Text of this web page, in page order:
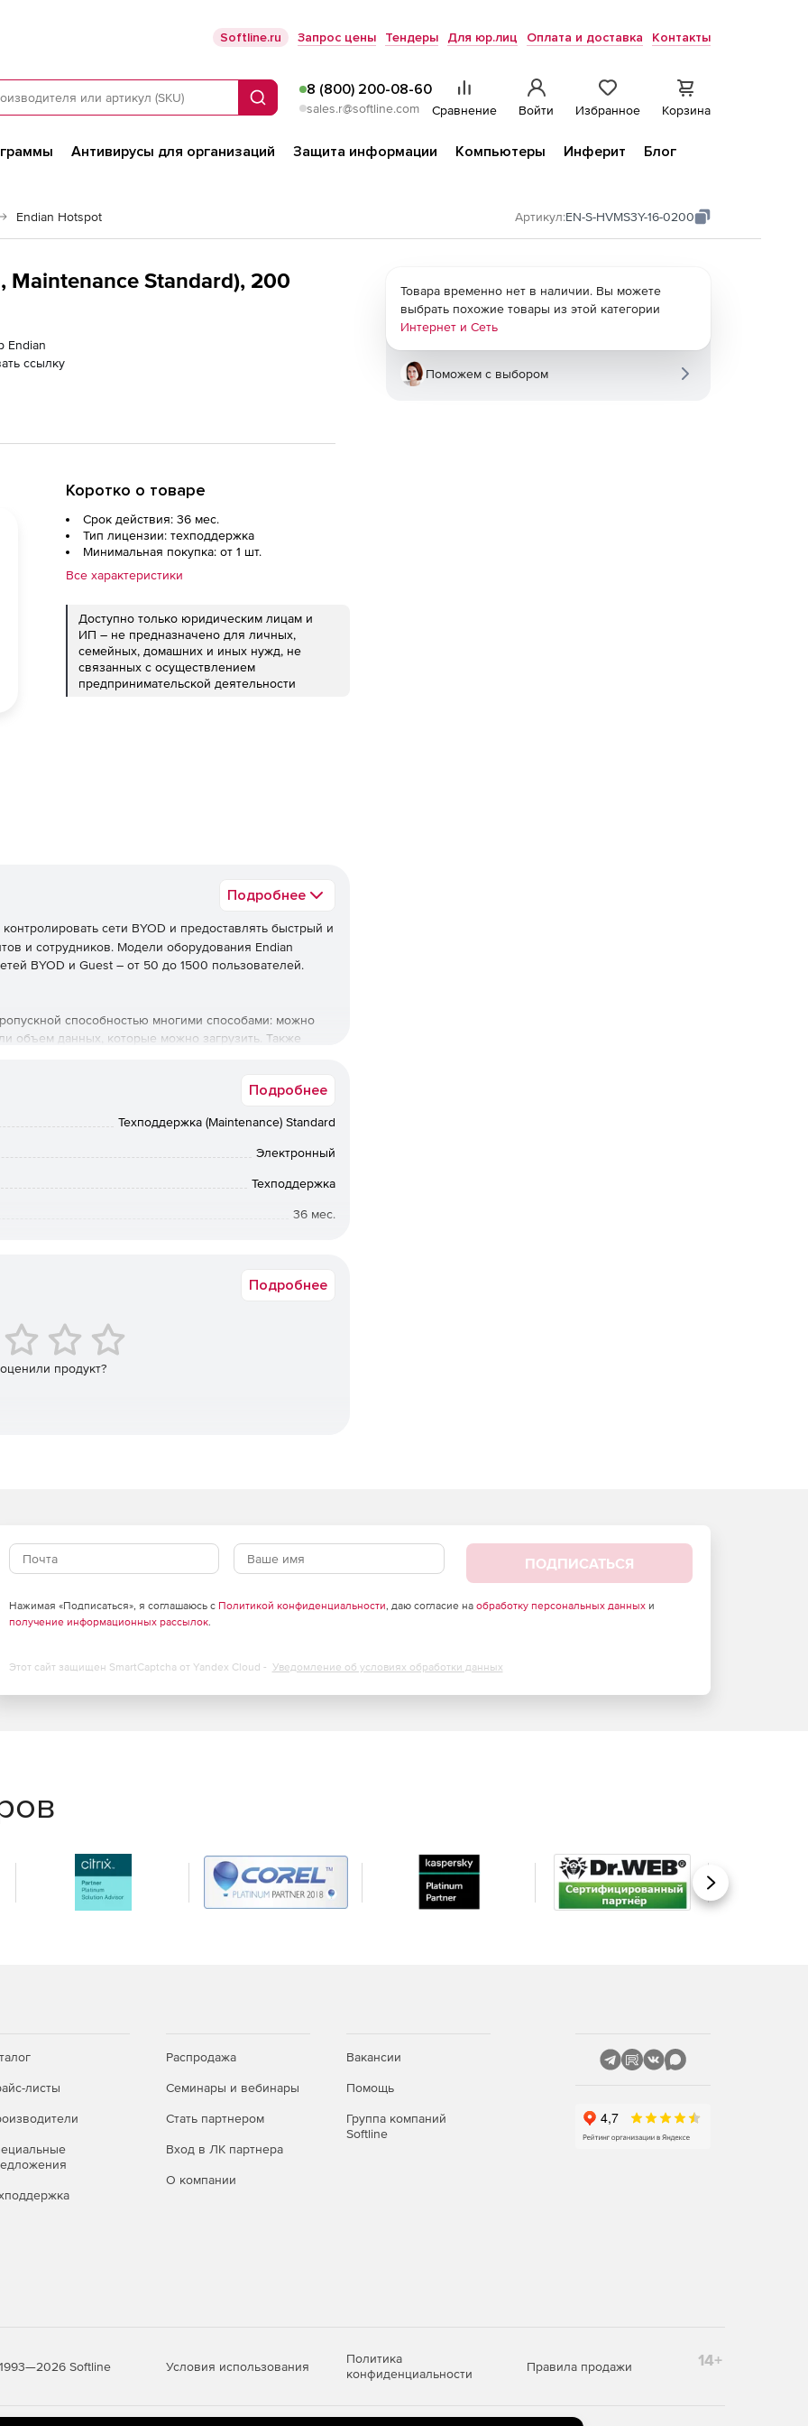
Softline.ru Запрос цены Тендеры Для юр.лиц Оплата и доставка Контакты
Поиск
8 (800) 200-08-60
sales.r@softline.com Сравнение Войти Избранное Корзина
Антивирусы для организаций Защита информации Компьютеры Инферит
Блог
Endian Hotspot Артикул:EN-S-HVMS3Y-16-0200
Maintenance Standard), 200
Endian
ссылку
Коротко о товаре
Срок действия: 36 мес.
Тип лицензии: техподдержка
Минимальная покупка: от 1 шт.
Все характеристики
Доступно только юридическим лицам и
ИП – не предназначено для личных,
семейных, домашних и иных нужд, не
связанных с осуществлением
предпринимательской деятельности
Подробнее
сети BYOD и предоставлять быстрый и
и сотрудников. Модели оборудования Endian
BYOD и Guest – от 50 до 1500 пользователей.
способностью многими способами: можно
объем данных, которые можно загрузить. Также
с критериями повторяемости. Менеджер Hotspot
данных с любой периодичностью: ежедневно,
веб-контент: веб-страницы с мероприятиями,
уже успешно вошли в систему, и упрощает их
точкой» Endian, чтобы пользователи могли
Подробнее
Техподдержка (Maintenance) Standard
Электронный
Техподдержка
36 мес.
Подробнее
продукт?
Товара временно нет в наличии. Вы можете
выбрать похожие товары из этой категории
Интернет и Сеть
Поможем с выбором
ПОДПИСАТЬСЯ
Нажимая «Подписаться», я соглашаюсь с Политикой конфиденциальности, даю согласие на обработку персональных данныхи
получение информационных рассылок.
Этот сайт защищен SmartCaptcha от Yandex Cloud - Уведомление об условиях обработки данных
Вперед
листы
Распродажа
Семинары и вебинары
Стать партнером
Вход в ЛК партнера
О компании
Вакансии
Помощь
Группа компаний
Softline
Softline Условия использования
Политика
конфиденциальности
Правила продажи 14+